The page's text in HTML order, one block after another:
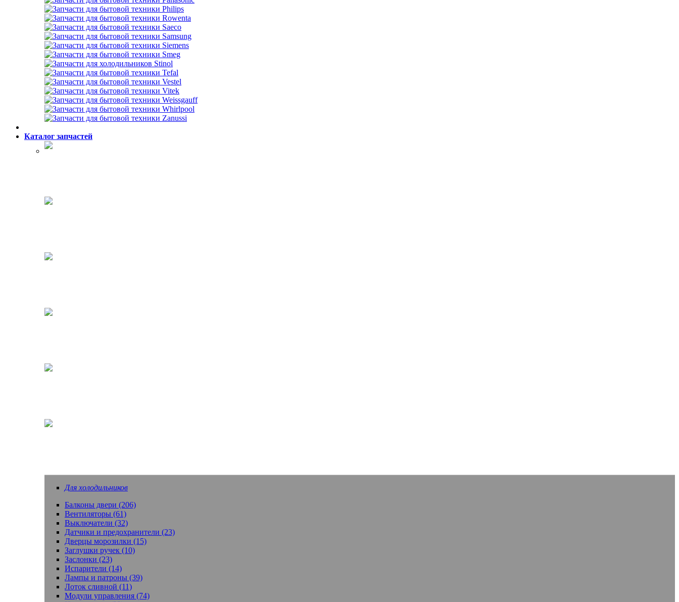
Каталог запчастей
Для холодильников
Балконы двери (206)
Вентиляторы (61)
Выключатели (32)
Датчики и предохранители (23)
Дверцы морозилки (15)
Заглушки ручек (10)
Заслонки (23)
Испарители (14)
Лампы и патроны (39)
Лоток сливной (11)
Модули управления (74)